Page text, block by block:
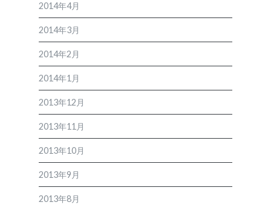
2014年4月
2014年3月
2014年2月
2014年1月
2013年12月
2013年11月
2013年10月
2013年9月
2013年8月